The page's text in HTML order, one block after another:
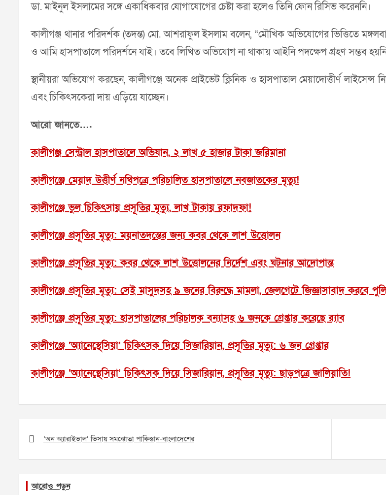
ডা. মাইনুল ইসলামের সঙ্গে একাধিকবার যোগাযোগের চেষ্টা করা হলেও তিনি ফোন রিসিভ করেননি।
কালীগঞ্জ থানার পরিদর্শক (তদন্ত) মো. আশরাফুল ইসলাম বলেন, “মৌখিক অভিযোগের ভিত্তিতে
ও আমি হাসপাতালে পরিদর্শনে যাই। তবে লিখিত অভিযোগ না থাকায় আইনি পদক্ষেপ গ্রহণ সম্ভব
স্থানীয়রা অভিযোগ করছেন, কালীগঞ্জে অনেক প্রাইভেট ক্লিনিক ও হাসপাতাল মেয়াদোত্তীর্ণ
এবং চিকিৎসকেরা দায় এড়িয়ে যাচ্ছেন।
আরো জানতে….
কালীগঞ্জ সেন্ট্রাল হাসপাতালে অভিযান, ২ লাখ ৫ হাজার টাকা জরিমানা
কালীগঞ্জে মেয়াদ উত্তীর্ণ নথিপত্রে পরিচালিত হাসপাতালে নবজাতকের মৃত্যু!
কালীগঞ্জে ভুল চিকিৎসায় প্রসূতির মৃত্যু, লাখ টাকায় রফাদফা!
কালীগঞ্জে প্রসূতির মৃত্যু: ময়নাতদন্তের জন্য কবর থেকে লাশ উত্তোলন
কালীগঞ্জে প্রসূতির মৃত্যু: কবর থেকে লাশ উত্তোলনের নির্দেশ এবং ঘটনার আদোপান্ত
কালীগঞ্জে প্রসূতির মৃত্যু: সেই মাসুদসহ ৯ জনের বিরুদ্ধে মামলা, জেলগেটে জিজ্ঞাসাবাদ করবে
কালীগঞ্জে প্রসূতির মৃত্যু: হাসপাতালের পরিচালক বন্যাসহ ৬ জনকে গ্রেপ্তার করেছে র‌্যাব
কালীগঞ্জে ‘অ্যানেস্থেসিয়া’ চিকিৎসক দিয়ে সিজারিয়ান, প্রসূতির মৃত্যু: ৬ জন গ্রেপ্তার
কালীগঞ্জে ‘অ্যানেস্থেসিয়া’ চিকিৎসক দিয়ে সিজারিয়ান, প্রসূতির মৃত্যু: ছাড়পত্রে জালিয়াতি!
navigation
‘অন অ্যারাইভাল’ ভিসায় সমঝোতা পাকিস্তান-বাংলাদেশের
আরোও পড়ুন